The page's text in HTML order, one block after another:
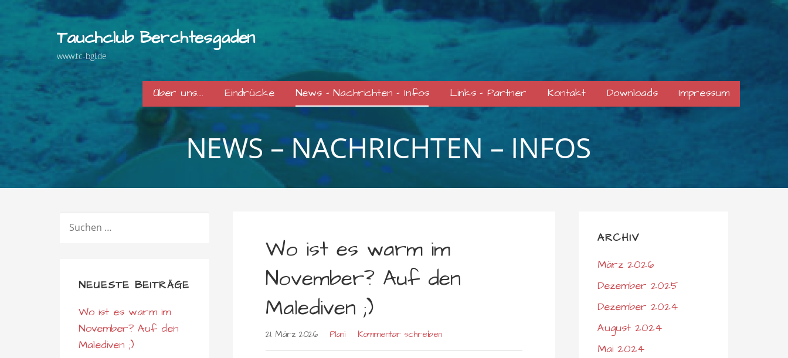
Tauchclub Berchtesgaden
www.tc-bgl.de
Über uns…. Eindrücke News – Nachrichten – Infos Links – Partner Kontakt Downloads Impressum
NEWS – NACHRICHTEN – INFOS
Wo ist es warm im
November? Auf den
Malediven ;)
21. März 2026 Plani Kommentar schreiben
NACH:
NEUESTE BEITRÄGE
Wo ist es warm im
November? Auf den
Malediven ;)
ARCHIV
März 2026
Dezember 2025
Dezember 2024
August 2024
Mai 2024